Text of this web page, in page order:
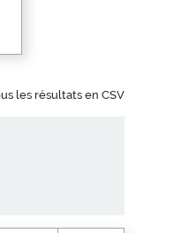
les résultats en CSV